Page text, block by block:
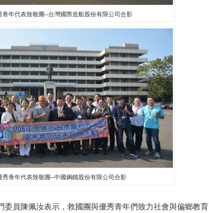
青年代表致敬團--台灣國際造船股份有限公司合影
秀青年代表致敬團--中國鋼鐵股份有限公司合影
委員陳佩汝表示，救國團與優秀青年們致力社會與偏鄉教育